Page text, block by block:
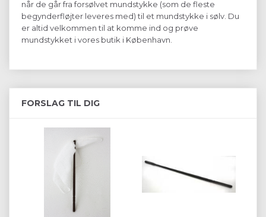
når de går fra forsølvet mundstykke (som de fleste
begynderfløjter leveres med) til et mundstykke i sølv. Du
er altid velkommen til at komme ind og prøve
mundstykket i vores butik i København.
FORSLAG TIL DIG